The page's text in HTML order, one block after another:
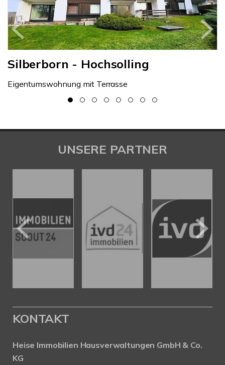
Holzminden
1-Familienwohnhaus mit Garage
UNSERE PARTNER
KONTAKT
Heise Immobilien Hausverwaltungen GmbH & Co.
KG